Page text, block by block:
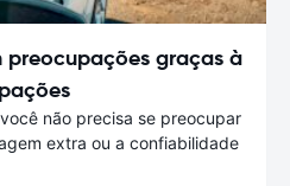
preocupações graças à
não precisa se preocupar
extra ou a confiabilidade